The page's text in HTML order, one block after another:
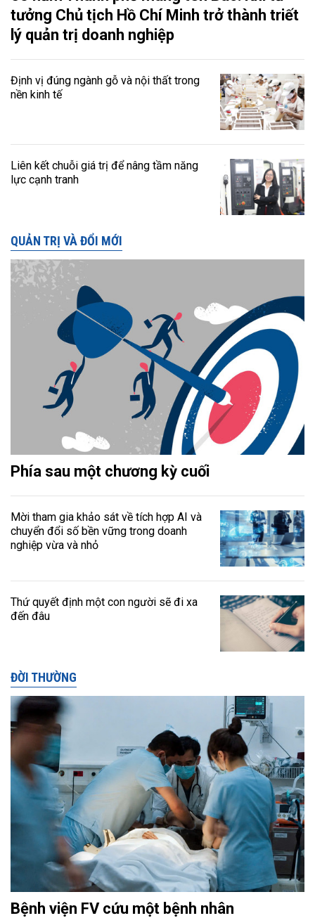
tưởng Chủ tịch Hồ Chí Minh trở thành triết
lý quản trị doanh nghiệp
Định vị đúng ngành gỗ và nội thất trong
nền kinh tế
Liên kết chuỗi giá trị để nâng tầm năng
lực cạnh tranh
QUẢN TRỊ VÀ ĐỔI MỚI
Phía sau một chương kỳ cuối
Mời tham gia khảo sát về tích hợp AI và
chuyển đổi số bền vững trong doanh
nghiệp vừa và nhỏ
Thứ quyết định một con người sẽ đi xa
đến đâu
ĐỜI THƯỜNG
Bệnh viện FV cứu một bệnh nhân